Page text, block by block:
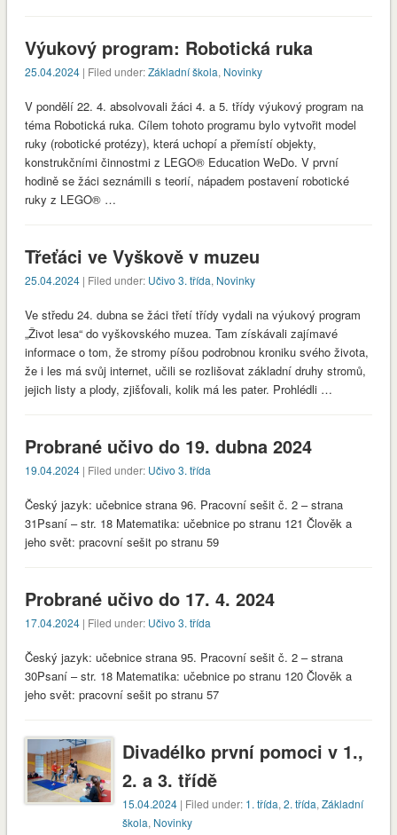
envvyuctovani_osvedceni-1-1 Stáhnout
Výukový program: Robotická ruka
25.04.2024| Filed under:Základní škola, Novinky
V pondělí 22. 4. absolvovali žáci 4. a 5. třídy výukový program na
téma Robotická ruka. Cílem tohoto programu bylo vytvořit model
ruky (robotické protézy), která uchopí a přemístí objekty,
konstrukčními činnostmi z LEGO® Education WeDo. V první
hodině se žáci seznámili s teorií, nápadem postavení robotické
ruky z LEGO® …
Třeťáci ve Vyškově v muzeu
25.04.2024| Filed under: Učivo 3. třída, Novinky
Ve středu 24. dubna se žáci třetí třídy vydali na výukový program
„Život lesa“ do vyškovského muzea. Tam získávali zajímavé
informace o tom, že stromy píšou podrobnou kroniku svého života,
že i les má svůj internet, učili se rozlišovat základní druhy stromů,
jejich listy a plody, zjišťovali, kolik má les pater. Prohlédli …
Probrané učivo do 19. dubna 2024
19.04.2024| Filed under: Učivo 3. třída
Český jazyk: učebnice strana 96. Pracovní sešit č. 2 – strana
31Psaní – str. 18 Matematika: učebnice po stranu 121 Člověk a
jeho svět: pracovní sešit po stranu 59
Probrané učivo do 17. 4. 2024
17.04.2024| Filed under: Učivo 3. třída
Český jazyk: učebnice strana 95. Pracovní sešit č. 2 – strana
30Psaní – str. 18 Matematika: učebnice po stranu 120 Člověk a
jeho svět: pracovní sešit po stranu 57
Divadélko první pomoci v 1.,
2. a 3. třídě
15.04.2024 | Filed under: 1. třída,2. třída,Základní
škola, Novinky